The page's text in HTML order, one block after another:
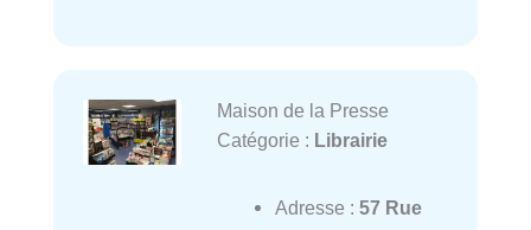
Maison de la Presse
Catégorie : Librairie
Adresse : 57 Rue